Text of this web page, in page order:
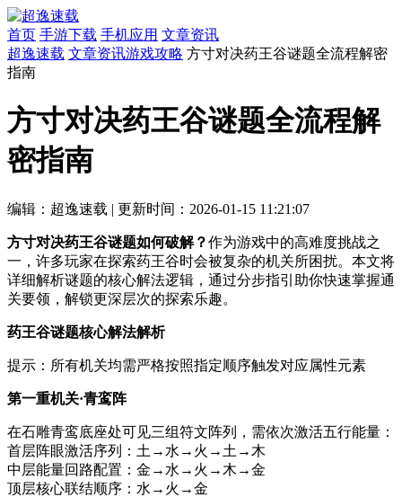
首页 手游下载 手机应用 文章资讯
超逸速载 文章资讯游戏攻略 方寸对决药王谷谜题全流程解密
指南
方寸对决药王谷谜题全流程解
密指南
编辑：超逸速载 | 更新时间：2026-01-15 11:21:07
方寸对决药王谷谜题如何破解？作为游戏中的高难度挑战之
一，许多玩家在探索药王谷时会被复杂的机关所困扰。本文将
详细解析谜题的核心解法逻辑，通过分步指引助你快速掌握通
关要领，解锁更深层次的探索乐趣。
药王谷谜题核心解法解析
提示：所有机关均需严格按照指定顺序触发对应属性元素
第一重机关·青鸾阵
在石雕青鸾底座处可见三组符文阵列，需依次激活五行能量：
首层阵眼激活序列：土→水→火→土→木
中层能量回路配置：金→水→火→木→金
顶层核心联结顺序：水→火→金